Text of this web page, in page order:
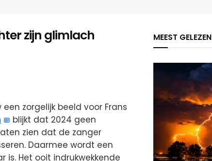
zijn glimlach
zorgelijk beeld voor Frans
blijkt dat 2024 geen
zien dat de zanger
Daarmee wordt een
Het ooit indrukwekkende
MEEST GELEZEN